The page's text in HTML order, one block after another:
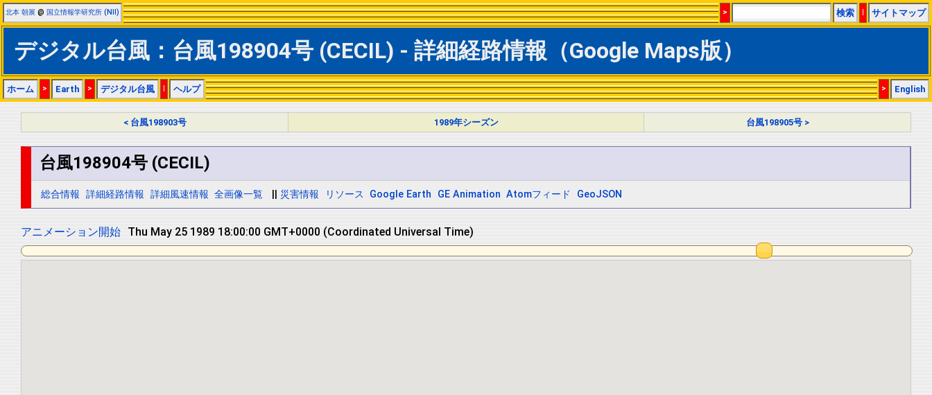
北本 朝展 @ 国立情報学研究所 (NII) > 検索 | サイトマップ
デジタル台風：台風198904号 (CECIL) - 詳細経路情報（Google Maps版）
ホーム > Earth > デジタル台風 | ヘルプ > English
< 台風198903号 1989年シーズン 台風198905号 >
台風198904号 (CECIL)
総合情報 詳細経路情報 詳細風速情報 全画像一覧 災害情報 リソース Google Earth GE Animation Atomフィード GeoJSON
アニメーション開始 Fri May 26 1989 06:00:00 GMT+0000 (Coordinated Universal Time)